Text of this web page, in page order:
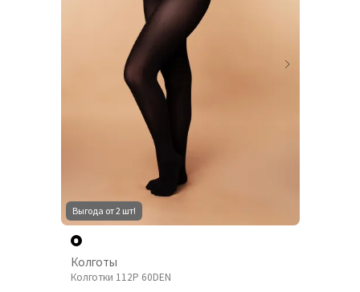
Выгода от 2 шт!
Колготы
Колготки 112P 60DEN